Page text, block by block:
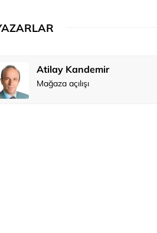
Atilay Kandemir
Mağaza açılışı